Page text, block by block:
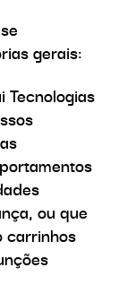
gerais:
Tecnologias
ou que
carrinhos